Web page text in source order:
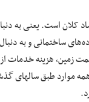
کلان است. یعنی به
ساختمانی و به
زمین، هزینه
موارد طبق سالهای